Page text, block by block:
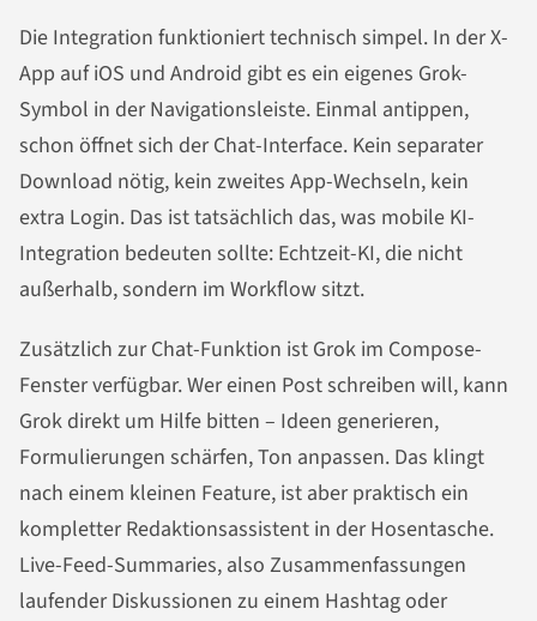
Die Integration funktioniert technisch simpel. In der X-
App auf iOS und Android gibt es ein eigenes Grok-
Symbol in der Navigationsleiste. Einmal antippen,
schon öffnet sich der Chat-Interface. Kein separater
Download nötig, kein zweites App-Wechseln, kein
extra Login. Das ist tatsächlich das, was mobile KI-
Integration bedeuten sollte: Echtzeit-KI, die nicht
außerhalb, sondern im Workflow sitzt.
Zusätzlich zur Chat-Funktion ist Grok im Compose-
Fenster verfügbar. Wer einen Post schreiben will, kann
Grok direkt um Hilfe bitten – Ideen generieren,
Formulierungen schärfen, Ton anpassen. Das klingt
nach einem kleinen Feature, ist aber praktisch ein
kompletter Redaktionsassistent in der Hosentasche.
Live-Feed-Summaries, also Zusammenfassungen
laufender Diskussionen zu einem Hashtag oder